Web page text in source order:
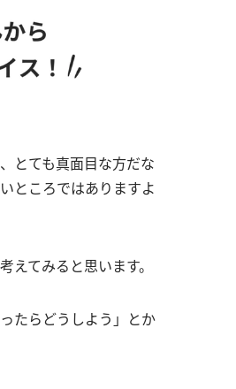
とても真面目な方だな
ところではありますよ
てみると思います。
たらどうしよう」とか